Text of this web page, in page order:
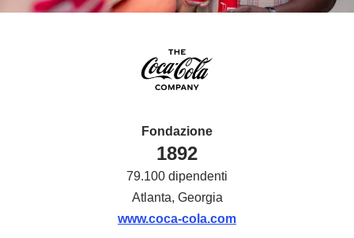
Fondazione
1892
79.100 dipendenti
Atlanta, Georgia
www.coca-cola.com